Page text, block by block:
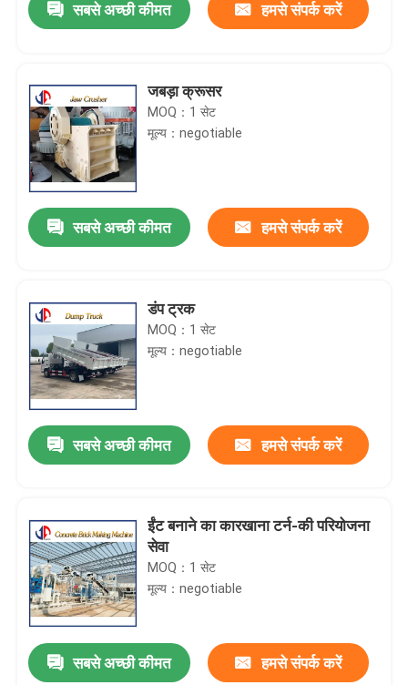
होम
उत्पाद
हमारे बारे में
सबसे अच्छी कीमत हमसे संपर्क करें
जबड़ा क्रूसर
MOQ：1 सेट
मूल्य：negotiable
सबसे अच्छी कीमत हमसे संपर्क करें
डंप ट्रक
MOQ：1 सेट
मूल्य：negotiable
सबसे अच्छी कीमत हमसे संपर्क करें
ईंट बनाने का कारखाना टर्न-की परियोजना
सेवा
MOQ：1 सेट
मूल्य：negotiable
सबसे अच्छी कीमत हमसे संपर्क करें
सिंगल ड्रम वाइब्रेटर रोलर JA608